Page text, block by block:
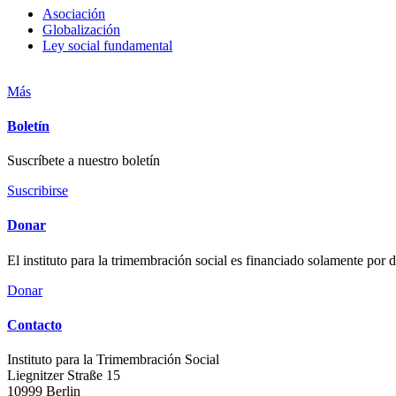
Asociación
Globalización
Ley social fundamental
Más
Boletín
Suscríbete a nuestro boletín
Suscribirse
Donar
El instituto para la trimembración social es financiado solamente por
Donar
Contacto
Instituto para la Trimembración Social
Liegnitzer Straße 15
10999 Berlin